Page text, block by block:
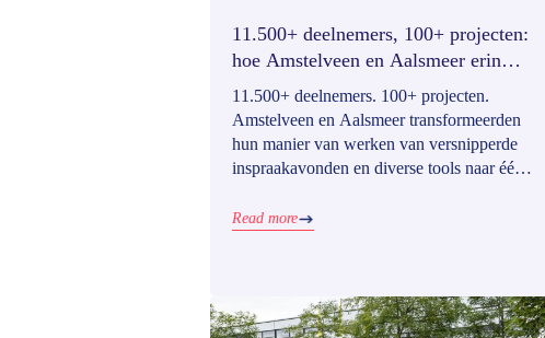
11.500+ deelnemers, 100+ projecten:
hoe Amstelveen en Aalsmeer erin
slagen om een sterke
participatiecultuur uit te bouwen
11.500+ deelnemers. 100+ projecten.
Amstelveen en Aalsmeer transformeerden
hun manier van werken van versnipperde
inspraakavonden en diverse tools naar één
delen, zich betrokken voelen en het beleid
Read more